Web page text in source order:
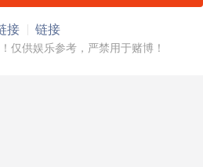
接 链接
仅供娱乐参考，严禁用于赌博！